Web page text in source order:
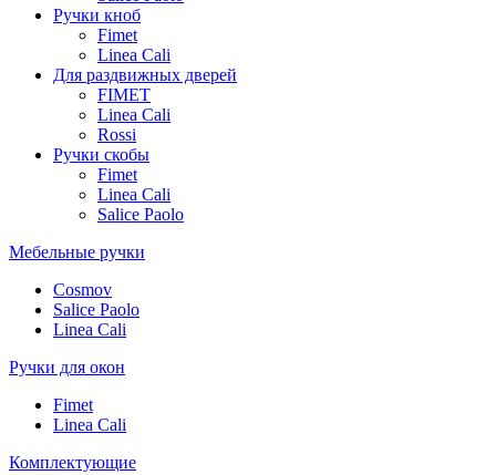
Ручки кноб
Fimet
Linea Cali
Для раздвижных дверей
FIMET
Linea Cali
Rossi
Ручки скобы
Fimet
Linea Cali
Salice Paolo
Мебельные ручки
Cosmov
Salice Paolo
Linea Cali
Ручки для окон
Fimet
Linea Cali
Комплектующие